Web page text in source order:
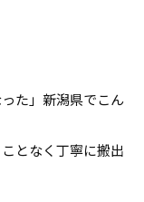
た」新潟県でこん
となく丁寧に搬出